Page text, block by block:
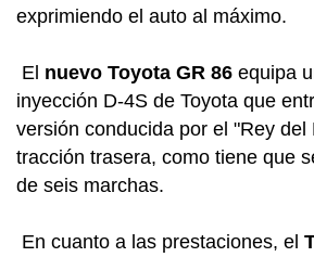
exprimiendo el auto al máximo.
El nuevo Toyota GR 86 equipa
inyección D-4S de Toyota que
versión conducida por el "Rey
tracción trasera, como tiene que
de seis marchas.
En cuanto a las prestaciones, el